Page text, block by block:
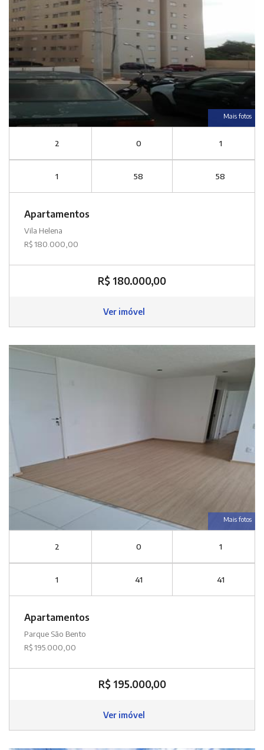
Mais fotos
2 0 1
1 58 58
Apartamentos
Vila Helena
R$ 180.000,00
R$ 180.000,00
Ver imóvel
Mais fotos
2 0 1
1 41 41
Apartamentos
Parque São Bento
R$ 195.000,00
R$ 195.000,00
Ver imóvel